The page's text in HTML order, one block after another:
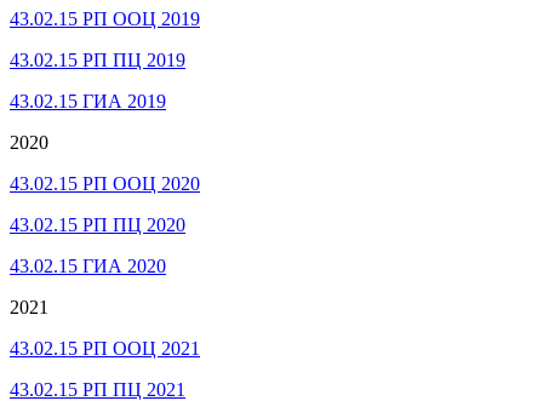
43.02.15 РП ООЦ 2019
43.02.15 РП ПЦ 2019
43.02.15 ГИА 2019
2020
43.02.15 РП ООЦ 2020
43.02.15 РП ПЦ 2020
43.02.15 ГИА 2020
2021
43.02.15 РП ООЦ 2021
43.02.15 РП ПЦ 2021